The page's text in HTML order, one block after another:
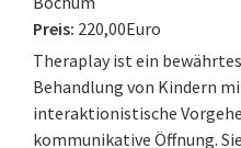
Preis: 220,00Euro
Theraplay ist ein
Behandlung von Kindern
interaktionistische
kommunikative Öffnung.